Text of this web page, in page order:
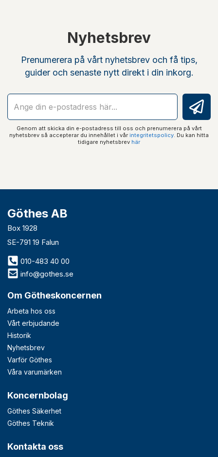
Nyhetsbrev
Prenumerera på vårt nyhetsbrev och få tips,
guider och senaste nytt direkt i din inkorg.
Genom att skicka din e-postadress till oss och prenumerera på vårt
nyhetsbrev så accepterar du innehållet i vår integritetspolicy . Du kan hitta
tidigare nyhetsbrev här
Göthes AB
Box 1928
SE-791 19 Falun
010-483 40 00
info@gothes.se
Om Götheskoncernen
Arbeta hos oss
Vårt erbjudande
Historik
Nyhetsbrev
Varför Göthes
Våra varumärken
Koncernbolag
Göthes Säkerhet
Göthes Teknik
Kontakta oss